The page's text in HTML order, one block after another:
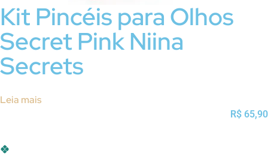
Kit Pincéis para Olhos
Secret Pink Niina
Secrets
Leia mais
R$ 65,90